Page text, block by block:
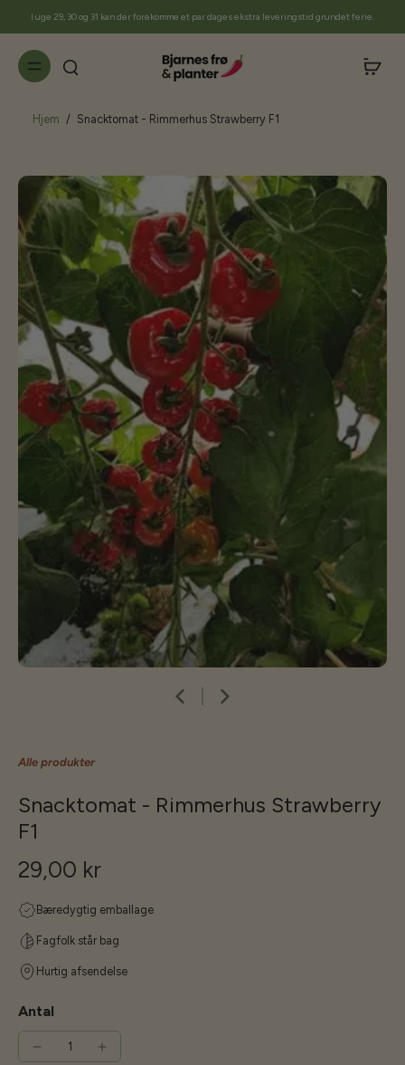
I uge 29, 30 og 31 kan der forekomme et par dages ekstra leveringstid grundet ferie.
Hjem / Snacktomat - Rimmerhus Strawberry F1
Alle produkter
Snacktomat - Rimmerhus Strawberry
F1
29,00 kr
Bæredygtig emballage
Fagfolk står bag
Hurtig afsendelse
Antal